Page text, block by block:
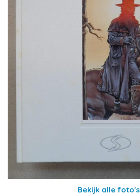
Bekijk alle foto's